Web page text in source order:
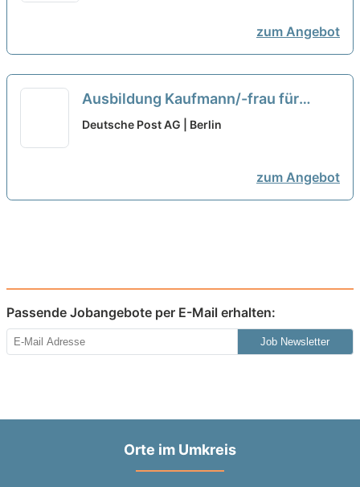
zum Angebot
Ausbildung Kaufmann/-frau für
Büromanagement (m/w/d) in 2027
Deutsche Post AG | Berlin
zum Angebot
Passende Jobangebote per E-Mail erhalten:
Job Newsletter
Orte im Umkreis